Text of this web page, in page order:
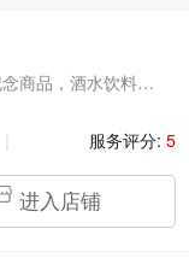
商品，酒水饮料、
服务评分: 5
进入店铺